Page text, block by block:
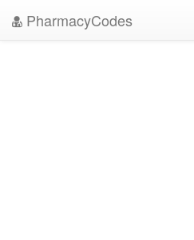
PharmacyCodes